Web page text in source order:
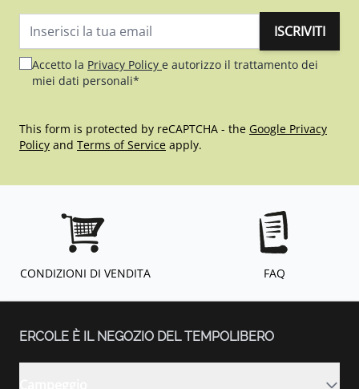
ISCRIVITI
Accetto la Privacy Policy e autorizzo il trattamento dei
miei dati personali*
This form is protected by reCAPTCHA - the Google Privacy
Policy and Terms of Service apply.
CONDIZIONI DI VENDITA FAQ
ERCOLE È IL NEGOZIO DEL TEMPOLIBERO